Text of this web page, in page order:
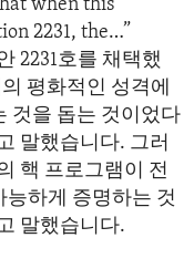
when this
2231, the…”
2231호를 채택했
평화적인 성격에
것을 돕는 것이었다
말했습니다. 그러
핵 프로그램이 전
하게 증명하는 것
말했습니다.